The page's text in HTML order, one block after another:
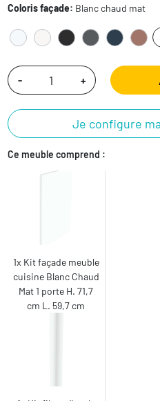
Coloris façade: Blanc chaud mat
- +
Je configure
Ce meuble comprend :
1x Kit façade meuble
cuisine Blanc Chaud
Mat 1 porte H. 71,7
cm L. 59,7 cm